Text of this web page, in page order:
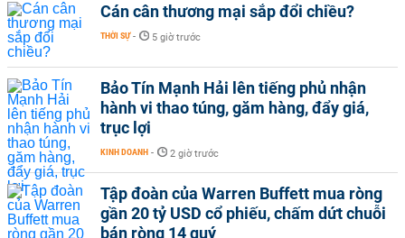
Cán cân thương mại sắp đổi chiều?
THỜI SỰ - 5 giờ trước
Bảo Tín Mạnh Hải lên tiếng phủ nhận
hành vi thao túng, găm hàng, đẩy giá,
trục lợi
KINH DOANH - 2 giờ trước
Tập đoàn của Warren Buffett mua ròng
gần 20 tỷ USD cổ phiếu, chấm dứt chuỗi
bán ròng 14 quý